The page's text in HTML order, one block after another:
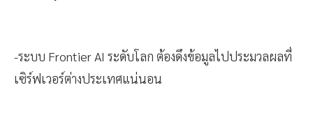
-ระบบ Frontier AI ระดับโลก ต้องดึงข้อมูลไปประมวลผลที่
เซิร์ฟเวอร์ต่างประเทศแน่นอน